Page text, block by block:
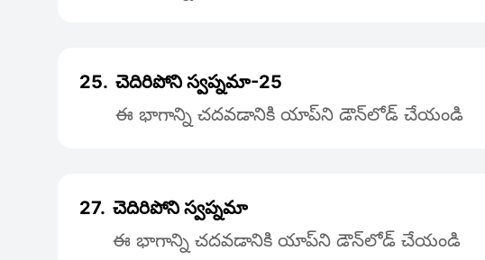
25. చెదిరిపోని స్వప్నమా-25
ఈ భాగాన్ని చదవడానికి యాప్‌ని డౌన్‌లోడ్ చేయండి
27. చెదిరిపోని స్వప్నమా
ఈ భాగాన్ని చదవడానికి యాప్‌ని డౌన్‌లోడ్ చేయండి